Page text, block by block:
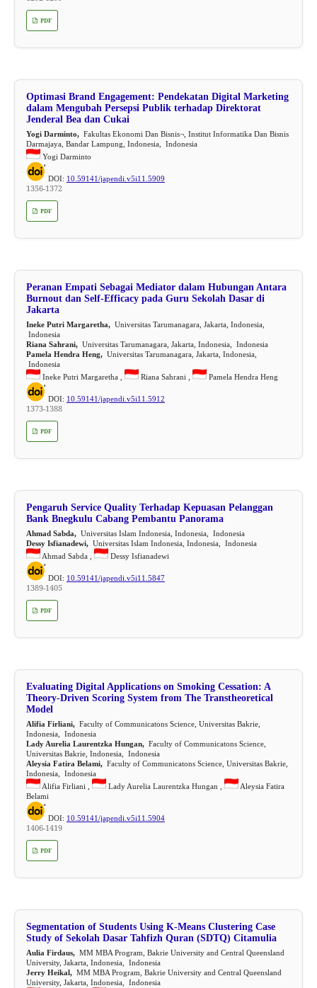
PDF
Optimasi Brand Engagement: Pendekatan Digital Marketing
dalam Mengubah Persepsi Publik terhadap Direktorat
Jenderal Bea dan Cukai
Yogi Darminto,Fakultas Ekonomi Dan Bisnis¬, Institut Informatika Dan Bisnis
Darmajaya, Bandar Lampung, Indonesia, Indonesia
Yogi Darminto
DOI: 10.59141/japendi.v5i11.5909
1356-1372
PDF
Peranan Empati Sebagai Mediator dalam Hubungan Antara
Burnout dan Self-Efficacy pada Guru Sekolah Dasar di
Jakarta
Ineke Putri Margaretha,Universitas Tarumanagara, Jakarta, Indonesia,
Indonesia
Riana Sahrani,Universitas Tarumanagara, Jakarta, Indonesia, Indonesia
Pamela Hendra Heng,Universitas Tarumanagara, Jakarta, Indonesia,
Indonesia
Ineke Putri Margaretha ,
Riana Sahrani , Pamela Hendra Heng
DOI: 10.59141/japendi.v5i11.5912
1373-1388
PDF
Pengaruh Service Quality Terhadap Kepuasan Pelanggan
Bank Bnegkulu Cabang Pembantu Panorama
Ahmad Sabda,Universitas Islam Indonesia, Indonesia, Indonesia
Dessy Isfianadewi,Universitas Islam Indonesia, Indonesia, Indonesia
Ahmad Sabda ,
Dessy Isfianadewi
DOI: 10.59141/japendi.v5i11.5847
1389-1405
PDF
Evaluating Digital Applications on Smoking Cessation: A
Theory-Driven Scoring System from The Transtheoretical
Model
Alifia Firliani,Faculty of Communicatons Science, Universitas Bakrie,
Indonesia, Indonesia
Lady Aurelia Laurentzka Hungan,Faculty of Communicatons Science,
Universitas Bakrie, Indonesia, Indonesia
Aleysia Fatira Belami,Faculty of Communicatons Science, Universitas Bakrie,
Indonesia, Indonesia
Alifia Firliani ,
Lady Aurelia Laurentzka Hungan ,
Aleysia Fatira
Belami
DOI: 10.59141/japendi.v5i11.5904
1406-1419
PDF
Segmentation of Students Using K-Means Clustering Case
Study of Sekolah Dasar Tahfizh Quran (SDTQ) Citamulia
Aulia Firdaus,MM MBA Program, Bakrie University and Central Queensland
University, Jakarta, Indonesia, Indonesia
Jerry Heikal,MM MBA Program, Bakrie University and Central Queensland
University, Jakarta, Indonesia, Indonesia